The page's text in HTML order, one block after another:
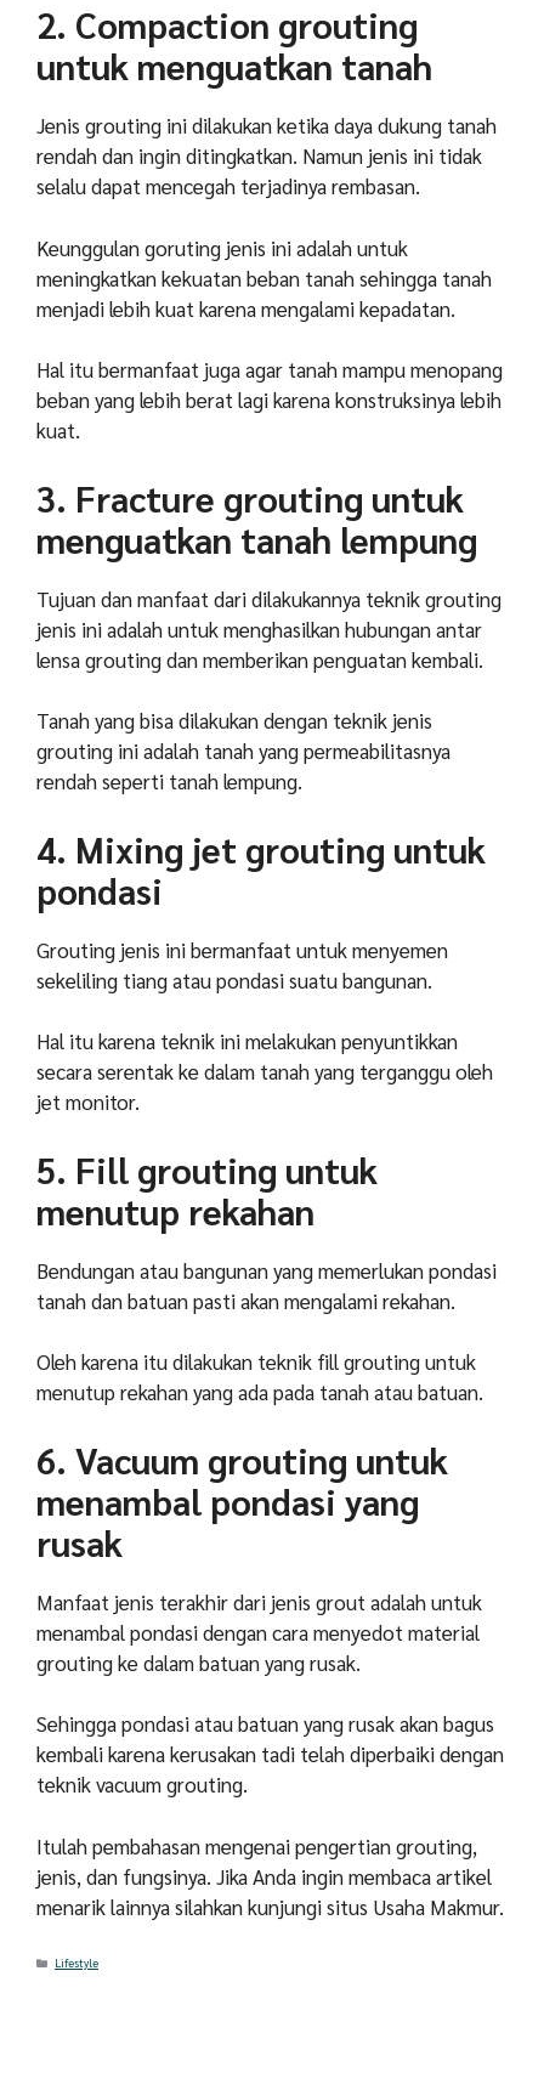
2. Compaction grouting
untuk menguatkan tanah
Jenis grouting ini dilakukan ketika daya dukung tanah
rendah dan ingin ditingkatkan. Namun jenis ini tidak
selalu dapat mencegah terjadinya rembasan.
Keunggulan goruting jenis ini adalah untuk
meningkatkan kekuatan beban tanah sehingga tanah
menjadi lebih kuat karena mengalami kepadatan.
Hal itu bermanfaat juga agar tanah mampu menopang
beban yang lebih berat lagi karena konstruksinya lebih
kuat.
3. Fracture grouting untuk
menguatkan tanah lempung
Tujuan dan manfaat dari dilakukannya teknik grouting
jenis ini adalah untuk menghasilkan hubungan antar
lensa grouting dan memberikan penguatan kembali.
Tanah yang bisa dilakukan dengan teknik jenis
grouting ini adalah tanah yang permeabilitasnya
rendah seperti tanah lempung.
4. Mixing jet grouting untuk
pondasi
Grouting jenis ini bermanfaat untuk menyemen
sekeliling tiang atau pondasi suatu bangunan.
Hal itu karena teknik ini melakukan penyuntikkan
secara serentak ke dalam tanah yang terganggu oleh
jet monitor.
5. Fill grouting untuk
menutup rekahan
Bendungan atau bangunan yang memerlukan pondasi
tanah dan batuan pasti akan mengalami rekahan.
Oleh karena itu dilakukan teknik fill grouting untuk
menutup rekahan yang ada pada tanah atau batuan.
6. Vacuum grouting untuk
menambal pondasi yang
rusak
Manfaat jenis terakhir dari jenis grout adalah untuk
menambal pondasi dengan cara menyedot material
grouting ke dalam batuan yang rusak.
Sehingga pondasi atau batuan yang rusak akan bagus
kembali karena kerusakan tadi telah diperbaiki dengan
teknik vacuum grouting.
Itulah pembahasan mengenai pengertian grouting,
jenis, dan fungsinya. Jika Anda ingin membaca artikel
menarik lainnya silahkan kunjungi situs Usaha Makmur.
Categories
Lifestyle